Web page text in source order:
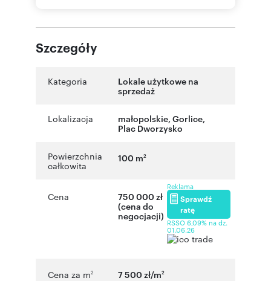
Szczegóły
Kategoria
Lokale użytkowe na
sprzedaż
Lokalizacja małopolskie, Gorlice,
Plac Dworzysko
Powierzchnia
całkowita
100 m2
Cena
750 000 zł
(cena do
negocjacji)
Reklama
Sprawdź
ratę
RSSO 6,09% na dz.
01.06.26
Cena za m2 7 500 zł/m2